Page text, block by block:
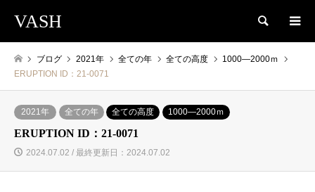
VASH 検索
ブログ 2021年 全ての年 全ての高度
1000―2000ｍ
ERUPTION ID：21-0071
2021年 全ての年 全ての高度 1000―2000ｍ
ERUPTION ID：21-0071
2024.07.02 / 最終更新日：2024.07.02